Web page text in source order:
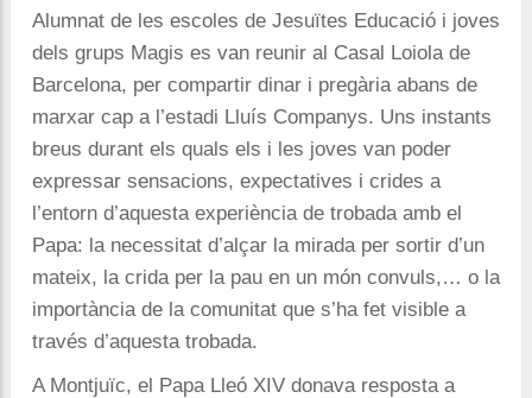
Alumnat de les escoles de Jesuïtes Educació i joves
dels grups Magis es van reunir al Casal Loiola de
Barcelona, per compartir dinar i pregària abans de
marxar cap a l’estadi Lluís Companys. Uns instants
breus durant els quals els i les joves van poder
expressar sensacions, expectatives i crides a
l’entorn d’aquesta experiència de trobada amb el
Papa: la necessitat d’alçar la mirada per sortir d’un
mateix, la crida per la pau en un món convuls,… o la
importància de la comunitat que s’ha fet visible a
través d’aquesta trobada.
A Montjuïc, el Papa Lleó XIV donava resposta a